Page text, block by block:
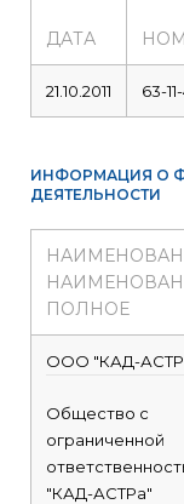
ДАТА
21.10.2011 63-
ИНФОРМАЦИЯ О
ДЕЯТЕЛЬНОСТИ
ПОЛНОЕ
ООО "КАД-
Общество с
ограниченной
"КАД-АСТРа"